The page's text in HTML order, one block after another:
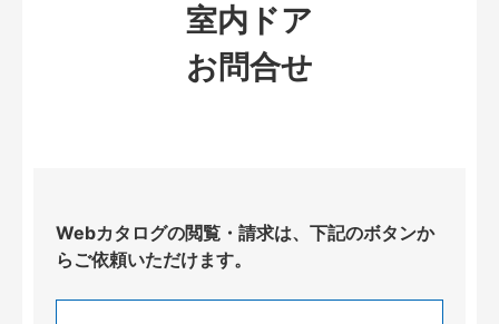
室内ドア
お問合せ
Webカタログの閲覧・請求は、下記のボタンか
らご依頼いただけます。